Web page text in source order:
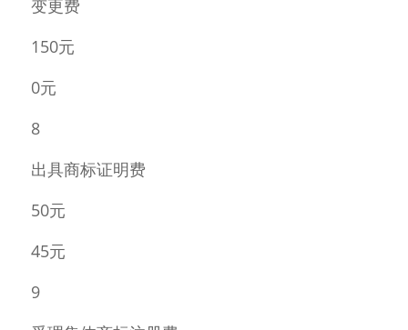
变更费
150元
0元
8
出具商标证明费
50元
45元
9